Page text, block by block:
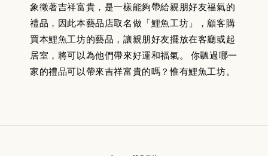
象徵著吉祥富貴，是一樣能夠帶給親朋好友福氣的
禮品，因此本藝品店取名做「鯉魚工坊」，顧客購
買本鯉魚工坊的藝品，讓親朋好友擺放在客廳或起
居室，將可以為他們帶來好運和福氣。 你聽過哪一
家的禮品可以帶來吉祥富貴的嗎？惟有鯉魚工坊。